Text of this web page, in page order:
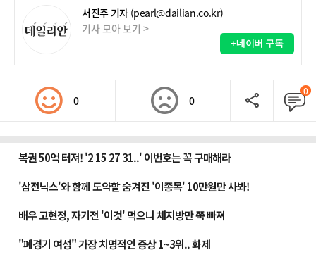
서진주 기자 (pearl@dailian.co.kr)
기사 모아 보기 >
+네이버 구독
0 0
0